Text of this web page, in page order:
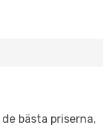
bästa priserna,